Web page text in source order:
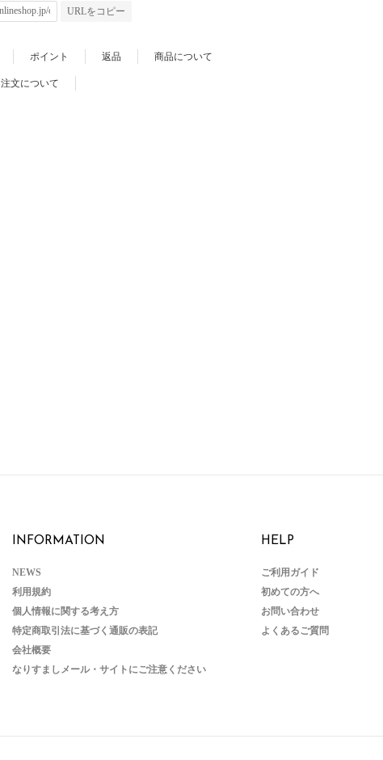
URLをコピー
ポイント 返品 商品について
注文について
INFORMATION
NEWS
利用規約
個人情報に関する考え方
特定商取引法に基づく通販の表記
会社概要
なりすましメール・サイトにご注意ください
HELP
ご利用ガイド
初めての方へ
お問い合わせ
よくあるご質問